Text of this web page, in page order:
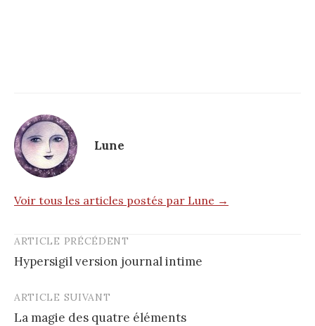
Lune
Voir tous les articles postés par Lune →
Post
navigation
ARTICLE PRÉCÉDENT
Hypersigil version journal intime
ARTICLE SUIVANT
La magie des quatre éléments